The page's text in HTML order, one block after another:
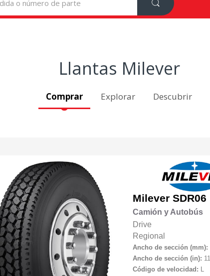
Llantas Milever
Comprar Explorar Descubrir
Milever SDR06
Camión y Autobús
Drive
Regional
Ancho de sección (mm):
Ancho de sección (in): 11
Código de velocidad: L